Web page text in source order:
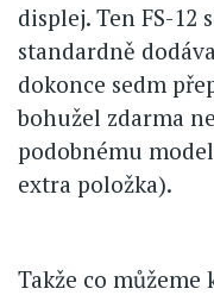
displej. Ten FS-12
standardně
dokonce sedm
bohužel zdarma
podobnému
extra položka).
Takže co